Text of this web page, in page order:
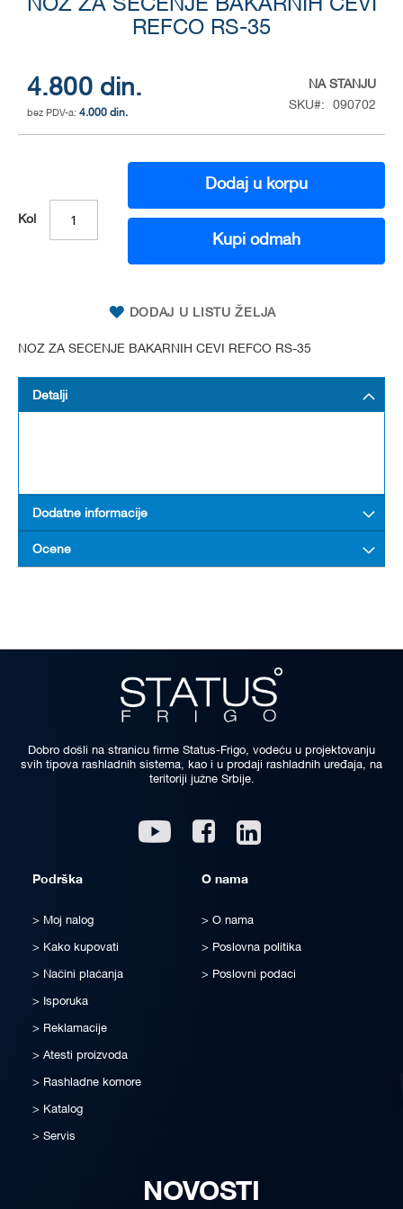
NOZ ZA SECENJE BAKARNIH CEVI
REFCO RS-35
4.800 din.
4.000 din.
NA STANJU
SKU
090702
Kol
Dodaj u korpu
Kupi odmah
DODAJ U LISTU ŽELJA
NOZ ZA SECENJE BAKARNIH CEVI REFCO RS-35
the
images
gallery
Detalji
Dodatne informacije
Ocene
Dobro došli na stranicu firme Status-Frigo, vodeću u projektovanju
svih tipova rashladnih sistema, kao i u prodaji rashladnih uređaja, na
teritoriji južne Srbije.
Youtube Facebook
Podrška
Moj nalog
Kako kupovati
Načini plaćanja
Isporuka
Reklamacije
Atesti proizvoda
Rashladne komore
Katalog
Servis
O nama
O nama
Poslovna politika
Poslovni podaci
NOVOSTI